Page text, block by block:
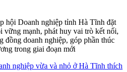
hội Doanh nghiệp tỉnh Hà Tĩnh đặt
vững mạnh, phát huy vai trò kết nối,
đồng doanh nghiệp, góp phần thúc
trong giai đoạn mới
nghiệp vừa và nhỏ ở Hà Tĩnh thích